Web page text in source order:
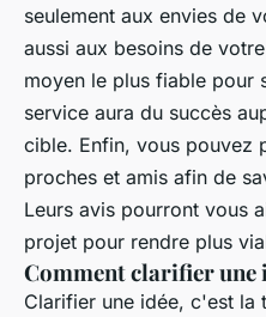
seulement aux envies de
aussi aux besoins de
moyen le plus fiable pour
service aura du succès
cible. Enfin, vous pouvez
proches et amis afin de
Leurs avis pourront vous
projet pour rendre plus
Comment clarifier une
Clarifier une idée, c'est la